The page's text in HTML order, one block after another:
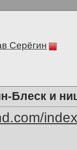
Серёгин
Блеск и